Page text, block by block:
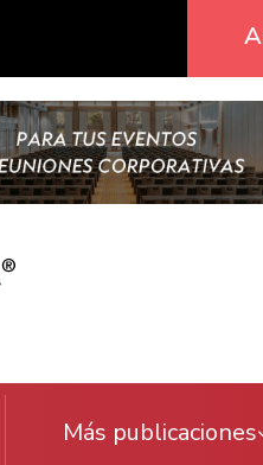
Más publicaciones